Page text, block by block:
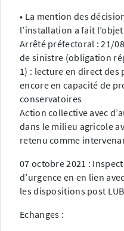
• La mention des
l’installation a fait l’objet
Arrêté préfectoral : 21/
de sinistre (obligation
1) : lecture en direct des
encore en capacité de
conservatoires
Action collective avec
dans le milieu agricole
retenu comme
07 octobre 2021 :
d’urgence en en lien avec
les dispositions post
Echanges :